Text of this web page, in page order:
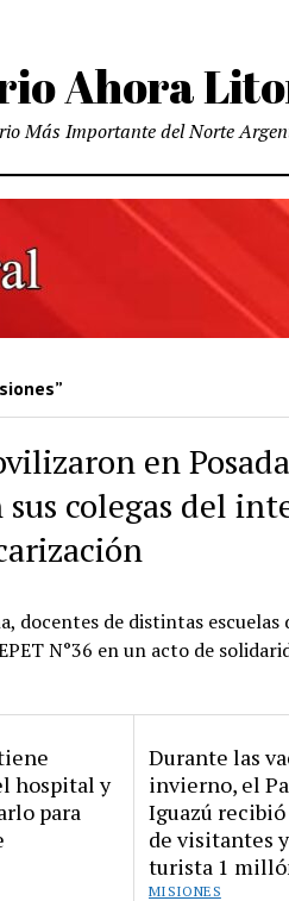
Ahora
Más Importante del Norte
en
colegas del
docentes de distintas escuelas
N°36 en un acto de
hospital y
para
Durante las
invierno, el
Iguazú
de visitantes
turista 1
MISIONES